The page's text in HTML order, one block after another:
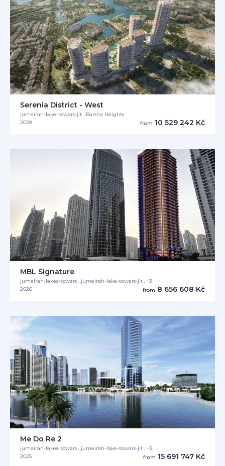
Serenia District - West
jumeirah-lake-towers-jlt , Barsha Heights
2028
from 10 529 242 Kč
MBL Signature
jumeirah-lakes-towers , jumeirah-lake-towers-jlt , +3
2026
from 8 656 608 Kč
Me Do Re 2
jumeirah-lakes-towers , jumeirah-lake-towers-jlt , +3
2025
from 15 691 747 Kč